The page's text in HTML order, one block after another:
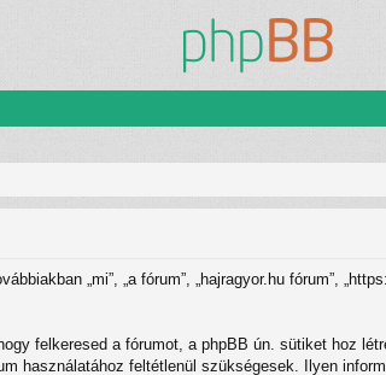
„mi”, „a fórum”, „hajragyor.hu fórum”,
felkeresed a fórumot, a phpBB ún. sütiket hoz
használatához feltétlenül szükségesek. Ilyen